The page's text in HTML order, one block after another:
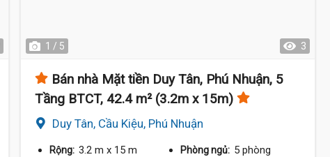
1 / 5 3
Bán nhà Mặt tiền Duy Tân, Phú Nhuận, 5
Tầng BTCT, 42.4 m² (3.2m x 15m)
Duy Tân, Cầu Kiệu, Phú Nhuận
Rộng: 3.2 m x 15 m Phòng ngủ: 5 phòng